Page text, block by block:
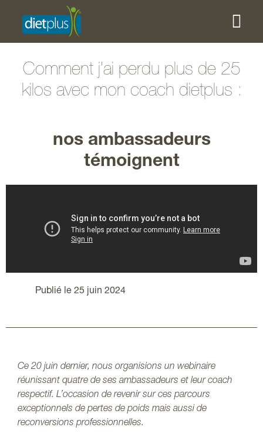
Comment j’ai perdu plus de 25
kilos avec mon coach dietplus :
nos ambassadeurs
témoignent
Publié le 25 juin 2024
Ce 20 juin dernier, nous organisions un webinaire
réunissant quatre de ses ambassadeurs et leur coach
respectif. L’occasion de revenir sur ces parcours
exceptionnels de pertes de poids mais aussi de
reconversions professionnelles.